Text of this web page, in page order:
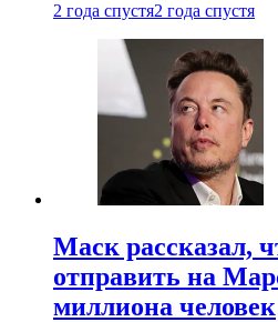
2 года спустя2 года спустя
Маск рассказал,
отправить на
миллиона человек